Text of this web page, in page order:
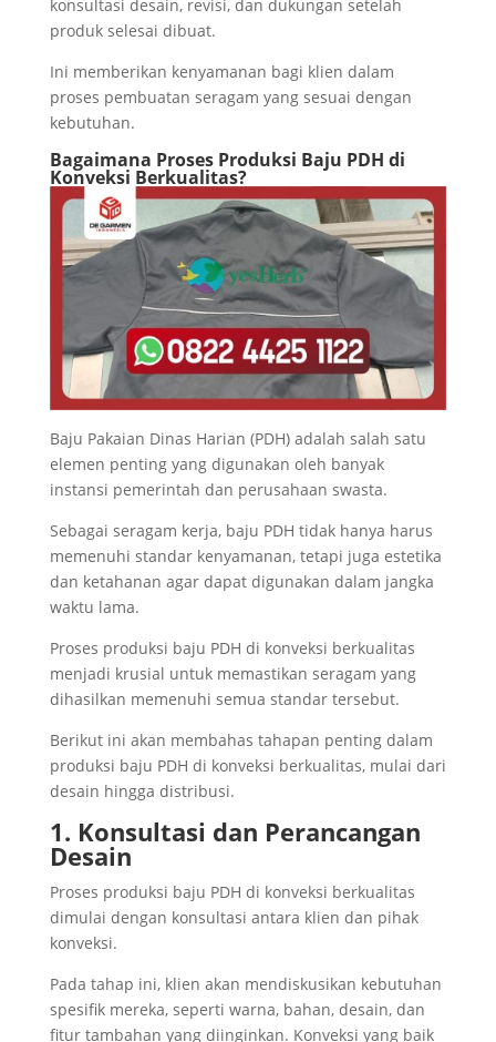
konsultasi desain, revisi, dan dukungan setelah
produk selesai dibuat.
Ini memberikan kenyamanan bagi klien dalam
proses pembuatan seragam yang sesuai dengan
kebutuhan.
Bagaimana Proses Produksi Baju PDH di
Konveksi Berkualitas?
Baju Pakaian Dinas Harian (PDH) adalah salah satu
elemen penting yang digunakan oleh banyak
instansi pemerintah dan perusahaan swasta.
Sebagai seragam kerja, baju PDH tidak hanya harus
memenuhi standar kenyamanan, tetapi juga estetika
dan ketahanan agar dapat digunakan dalam jangka
waktu lama.
Proses produksi baju PDH di konveksi berkualitas
menjadi krusial untuk memastikan seragam yang
dihasilkan memenuhi semua standar tersebut.
Berikut ini akan membahas tahapan penting dalam
produksi baju PDH di konveksi berkualitas, mulai dari
desain hingga distribusi.
1. Konsultasi dan Perancangan
Desain
Proses produksi baju PDH di konveksi berkualitas
dimulai dengan konsultasi antara klien dan pihak
konveksi.
Pada tahap ini, klien akan mendiskusikan kebutuhan
spesifik mereka, seperti warna, bahan, desain, dan
fitur tambahan yang diinginkan. Konveksi yang baik